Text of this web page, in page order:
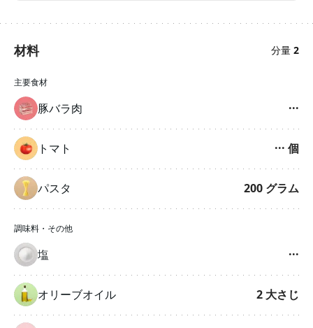
材料 分量 2
主要食材
豚バラ肉 ···
トマト ··· 個
パスタ 200 グラム
調味料・その他
塩 ···
オリーブオイル 2 大さじ